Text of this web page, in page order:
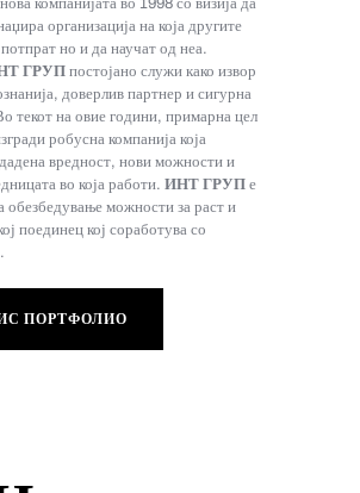
организација на која другите
но и да научат од неа.
ГРУПпостојано служи како извор
доверлив партнер и сигурна
текот на овие години, примарна цел
робусна компанија која
вредност, нови можности и
во која работи. ИНТ ГРУПе
обезбедување можности за раст и
поединец кој соработува со
ПОРТФОЛИО